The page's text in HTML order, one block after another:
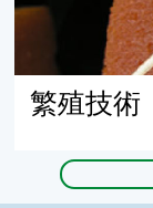
繁殖技術